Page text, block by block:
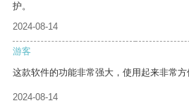
护。
2024-08-14
游客
这款软件的功能非常强大，使用起来非常方
2024-08-14